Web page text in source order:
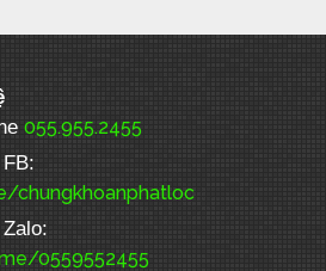
055.955.2455
chungkhoanphatloc
0559552455